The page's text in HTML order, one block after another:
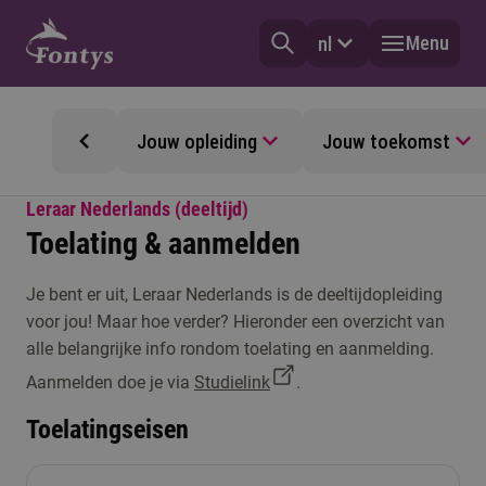
nl Menu
Jouw opleiding Jouw toekomst
Leraar Nederlands (deeltijd)
Toelating & aanmelden
Je bent er uit, Leraar Nederlands is de deeltijdopleiding
voor jou! Maar hoe verder? Hieronder een overzicht van
alle belangrijke info rondom toelating en aanmelding.
Aanmelden doe je via Studielink .
Toelatingseisen